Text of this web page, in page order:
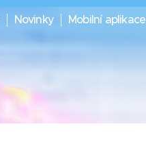
Novinky Mobilní aplikace